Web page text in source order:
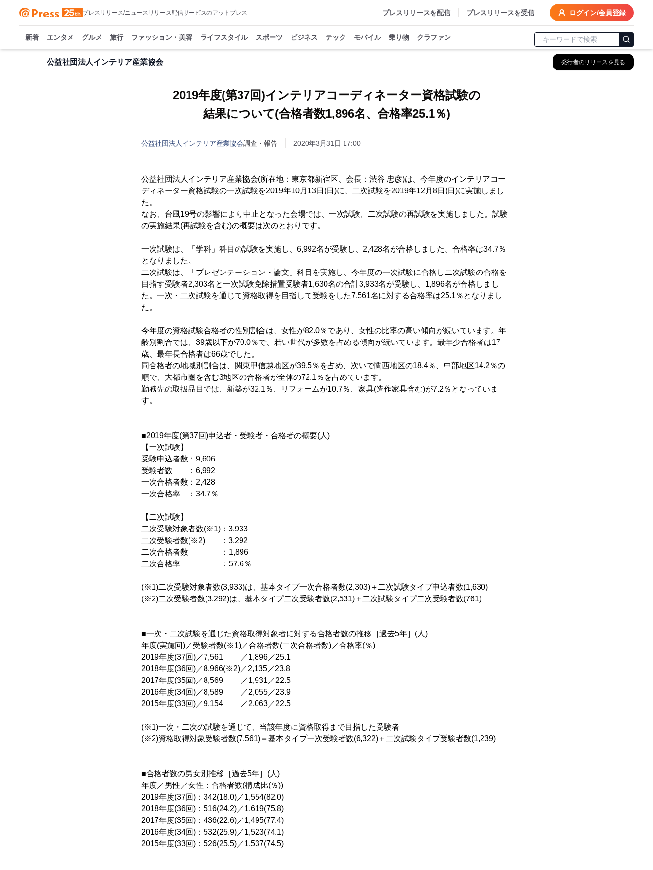
プレスリリース/ニュースリリース配信サービスのアットプレス プレスリリースを配信 プレスリリースを受信 ログイン/会員登録
新着 エンタメ グルメ 旅行 ファッション・美容 ライフスタイル スポーツ ビジネス テック モバイル 乗り物 クラファン
公益社団法人インテリア産業協会 発行者のリリースを見る
2019年度(第37回)インテリアコーディネーター資格試験の
結果について(合格者数1,896名、合格率25.1％)
公益社団法人インテリア産業協会調査・報告 2020年3月31日 17:00
公益社団法人インテリア産業協会(所在地：東京都新宿区、会長：渋谷 忠彦)は、今年度のインテリアコー
ディネーター資格試験の一次試験を2019年10月13日(日)に、二次試験を2019年12月8日(日)に実施しまし
た。
なお、台風19号の影響により中止となった会場では、一次試験、二次試験の再試験を実施しました。試験
の実施結果(再試験を含む)の概要は次のとおりです。
一次試験は、「学科」科目の試験を実施し、6,992名が受験し、2,428名が合格しました。合格率は34.7％
となりました。
二次試験は、「プレゼンテーション・論文」科目を実施し、今年度の一次試験に合格し二次試験の合格を
目指す受験者2,303名と一次試験免除措置受験者1,630名の合計3,933名が受験し、1,896名が合格しまし
た。一次・二次試験を通じて資格取得を目指して受験をした7,561名に対する合格率は25.1％となりまし
た。
今年度の資格試験合格者の性別割合は、女性が82.0％であり、女性の比率の高い傾向が続いています。年
齢別割合では、39歳以下が70.0％で、若い世代が多数を占める傾向が続いています。最年少合格者は17
歳、最年長合格者は66歳でした。
同合格者の地域別割合は、関東甲信越地区が39.5％を占め、次いで関西地区の18.4％、中部地区14.2％の
順で、大都市圏を含む3地区の合格者が全体の72.1％を占めています。
勤務先の取扱品目では、新築が32.1％、リフォームが10.7％、家具(造作家具含む)が7.2％となっていま
す。
■2019年度(第37回)申込者・受験者・合格者の概要(人)
【一次試験】
受験申込者数：9,606
受験者数 ：6,992
一次合格者数：2,428
一次合格率 ：34.7％
【二次試験】
二次受験対象者数(※1)：3,933
二次受験者数(※2) ：3,292
二次合格者数 ：1,896
二次合格率 ：57.6％
(※1)二次受験対象者数(3,933)は、基本タイプ一次合格者数(2,303)＋二次試験タイプ申込者数(1,630)
(※2)二次受験者数(3,292)は、基本タイプ二次受験者数(2,531)＋二次試験タイプ二次受験者数(761)
■一次・二次試験を通じた資格取得対象者に対する合格者数の推移［過去5年］(人)
年度(実施回)／受験者数(※1)／合格者数(二次合格者数)／合格率(％)
2019年度(37回)／7,561 ／1,896／25.1
2018年度(36回)／8,966(※2)／2,135／23.8
2017年度(35回)／8,569 ／1,931／22.5
2016年度(34回)／8,589 ／2,055／23.9
2015年度(33回)／9,154 ／2,063／22.5
(※1)一次・二次の試験を通じて、当該年度に資格取得まで目指した受験者
(※2)資格取得対象受験者数(7,561)＝基本タイプ一次受験者数(6,322)＋二次試験タイプ受験者数(1,239)
■合格者数の男女別推移［過去5年］(人)
年度／男性／女性：合格者数(構成比(％))
2019年度(37回)：342(18.0)／1,554(82.0)
2018年度(36回)：516(24.2)／1,619(75.8)
2017年度(35回)：436(22.6)／1,495(77.4)
2016年度(34回)：532(25.9)／1,523(74.1)
2015年度(33回)：526(25.5)／1,537(74.5)